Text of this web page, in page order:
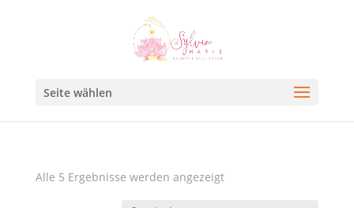
Seite wählen
Alle 5 Ergebnisse werden angezeigt